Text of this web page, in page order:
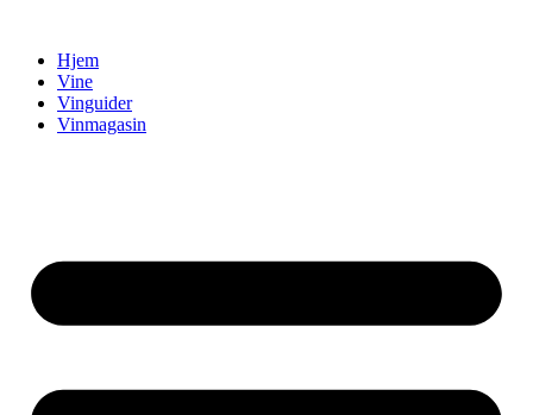
indholdHjem
Vine
Vinguider
Vinmagasin